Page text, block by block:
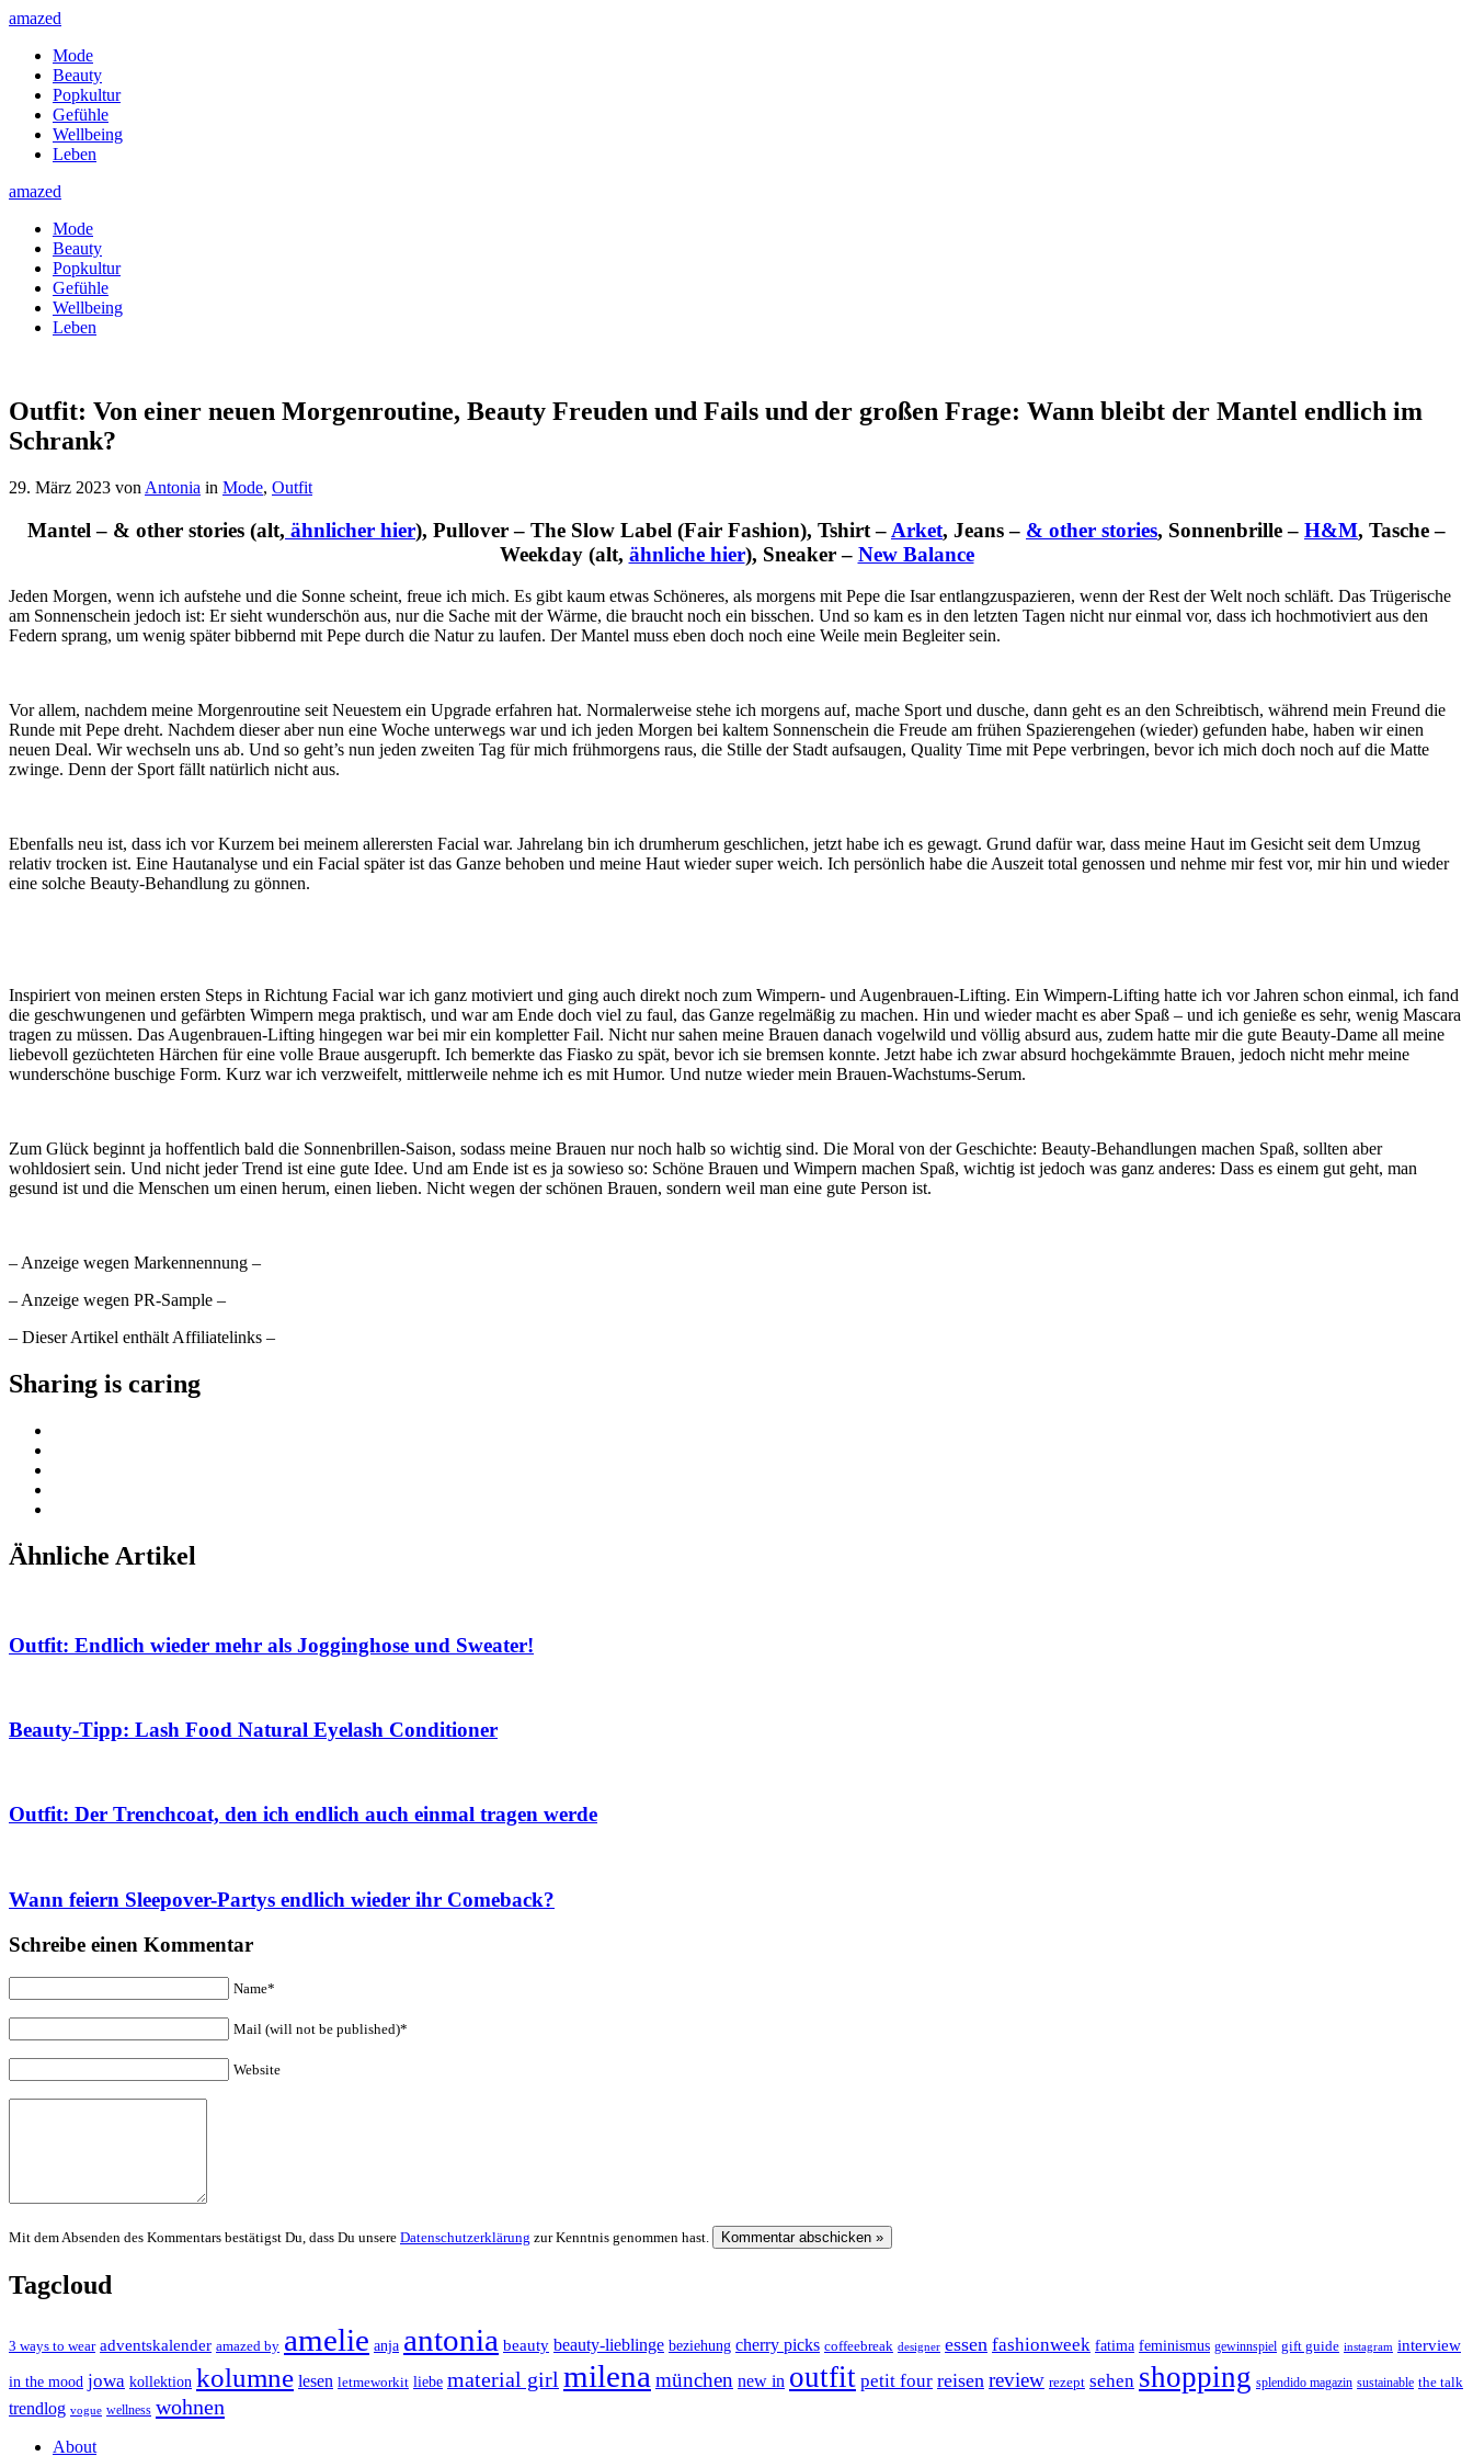
amazed
Mode
Beauty
Popkultur
Gefühle
Wellbeing
Leben
amazed
Mode
Beauty
Popkultur
Gefühle
Wellbeing
Leben
Outfit: Von einer neuen Morgenroutine, Beauty Freuden und Fails und der großen Frage: Wann bleibt der Mantel endlich im
Schrank?
29. März 2023 von Antonia in Mode, Outfit
Mantel – & other stories (alt, ähnlicher hier), Pullover – The Slow Label (Fair Fashion), Tshirt – Arket, Jeans – & other stories, Sonnenbrille – H&M, Tasche –
Weekday (alt, ähnliche hier), Sneaker – New Balance
Jeden Morgen, wenn ich aufstehe und die Sonne scheint, freue ich mich. Es gibt kaum etwas Schöneres, als morgens mit Pepe die Isar entlangzuspazieren, wenn der Rest der Welt noch schläft. Das Trügerische
am Sonnenschein jedoch ist: Er sieht wunderschön aus, nur die Sache mit der Wärme, die braucht noch ein bisschen. Und so kam es in den letzten Tagen nicht nur einmal vor, dass ich hochmotiviert aus den
Federn sprang, um wenig später bibbernd mit Pepe durch die Natur zu laufen. Der Mantel muss eben doch noch eine Weile mein Begleiter sein.
Vor allem, nachdem meine Morgenroutine seit Neuestem ein Upgrade erfahren hat. Normalerweise stehe ich morgens auf, mache Sport und dusche, dann geht es an den Schreibtisch, während mein Freund die
Runde mit Pepe dreht. Nachdem dieser aber nun eine Woche unterwegs war und ich jeden Morgen bei kaltem Sonnenschein die Freude am frühen Spazierengehen (wieder) gefunden habe, haben wir einen
neuen Deal. Wir wechseln uns ab. Und so geht’s nun jeden zweiten Tag für mich frühmorgens raus, die Stille der Stadt aufsaugen, Quality Time mit Pepe verbringen, bevor ich mich doch noch auf die Matte
zwinge. Denn der Sport fällt natürlich nicht aus.
Ebenfalls neu ist, dass ich vor Kurzem bei meinem allerersten Facial war. Jahrelang bin ich drumherum geschlichen, jetzt habe ich es gewagt. Grund dafür war, dass meine Haut im Gesicht seit dem Umzug
relativ trocken ist. Eine Hautanalyse und ein Facial später ist das Ganze behoben und meine Haut wieder super weich. Ich persönlich habe die Auszeit total genossen und nehme mir fest vor, mir hin und wieder
eine solche Beauty-Behandlung zu gönnen.
Inspiriert von meinen ersten Steps in Richtung Facial war ich ganz motiviert und ging auch direkt noch zum Wimpern- und Augenbrauen-Lifting. Ein Wimpern-Lifting hatte ich vor Jahren schon einmal, ich fand
die geschwungenen und gefärbten Wimpern mega praktisch, und war am Ende doch viel zu faul, das Ganze regelmäßig zu machen. Hin und wieder macht es aber Spaß – und ich genieße es sehr, wenig Mascara
tragen zu müssen. Das Augenbrauen-Lifting hingegen war bei mir ein kompletter Fail. Nicht nur sahen meine Brauen danach vogelwild und völlig absurd aus, zudem hatte mir die gute Beauty-Dame all meine
liebevoll gezüchteten Härchen für eine volle Braue ausgerupft. Ich bemerkte das Fiasko zu spät, bevor ich sie bremsen konnte. Jetzt habe ich zwar absurd hochgekämmte Brauen, jedoch nicht mehr meine
wunderschöne buschige Form. Kurz war ich verzweifelt, mittlerweile nehme ich es mit Humor. Und nutze wieder mein Brauen-Wachstums-Serum.
Zum Glück beginnt ja hoffentlich bald die Sonnenbrillen-Saison, sodass meine Brauen nur noch halb so wichtig sind. Die Moral von der Geschichte: Beauty-Behandlungen machen Spaß, sollten aber
wohldosiert sein. Und nicht jeder Trend ist eine gute Idee. Und am Ende ist es ja sowieso so: Schöne Brauen und Wimpern machen Spaß, wichtig ist jedoch was ganz anderes: Dass es einem gut geht, man
gesund ist und die Menschen um einen herum, einen lieben. Nicht wegen der schönen Brauen, sondern weil man eine gute Person ist.
– Anzeige wegen Markennennung –
– Anzeige wegen PR-Sample –
– Dieser Artikel enthält Affiliatelinks –
Sharing is caring
Ähnliche Artikel
Outfit: Endlich wieder mehr als Jogginghose und Sweater!
Beauty-Tipp: Lash Food Natural Eyelash Conditioner
Outfit: Der Trenchcoat, den ich endlich auch einmal tragen werde
Wann feiern Sleepover-Partys endlich wieder ihr Comeback?
Schreibe einen Kommentar
Name*
Mail (will not be published)*
Website
Mit dem Absenden des Kommentars bestätigst Du, dass Du unsere Datenschutzerklärung zur Kenntnis genommen hast.
Tagcloud
3 ways to wear adventskalender amazed by amelie anja antonia beauty beauty-lieblinge beziehung cherry picks coffeebreak designer essen fashionweek fatima feminismus gewinnspiel gift guide instagram interview
in the mood jowa kollektion kolumne lesen letmeworkit liebe material girl milena münchen new in outfit petit four reisen review rezept sehen shopping splendido magazin sustainable the talk
trendlog vogue wellness wohnen
About